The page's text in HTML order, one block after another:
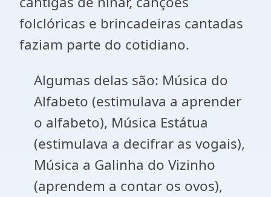
folclóricas e brincadeiras cantadas
faziam parte do cotidiano.
Algumas delas são: Música do
Alfabeto (estimulava a aprender
o alfabeto), Música Estátua
(estimulava a decifrar as vogais),
Música a Galinha do Vizinho
(aprendem a contar os ovos),